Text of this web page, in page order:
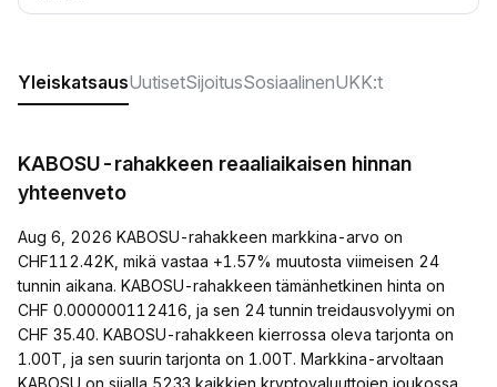
YleiskatsausUutisetSijoitusSosiaalinenUKK:t
KABOSU-rahakkeen reaaliaikaisen hinnan
yhteenveto
Aug 6, 2026 KABOSU-rahakkeen markkina-arvo on
CHF112.42K, mikä vastaa +1.57% muutosta viimeisen 24
tunnin aikana. KABOSU-rahakkeen tämänhetkinen hinta on
CHF 0.000000112416, ja sen 24 tunnin treidausvolyymi on
CHF 35.40. KABOSU-rahakkeen kierrossa oleva tarjonta on
1.00T, ja sen suurin tarjonta on 1.00T. Markkina-arvoltaan
KABOSU on sijalla 5233 kaikkien kryptovaluuttojen joukossa.